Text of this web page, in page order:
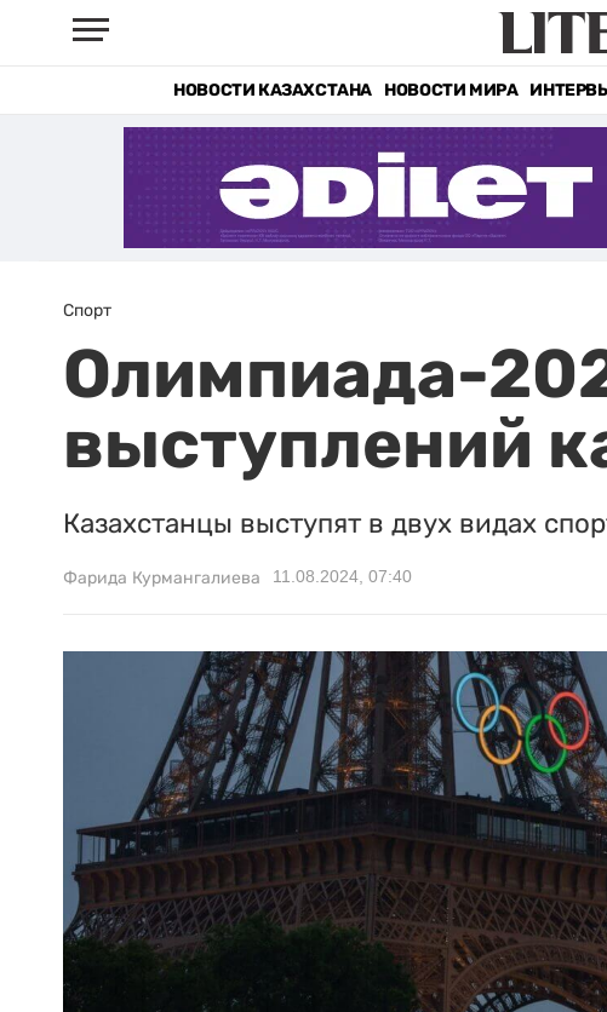
НОВОСТИ КАЗАХСТАНА НОВОСТИ МИРА
Спорт
Олимпиада-
выступлений
Казахстанцы выступят в двух видах
Фарида Курмангалиева 11.08.2024, 07:40